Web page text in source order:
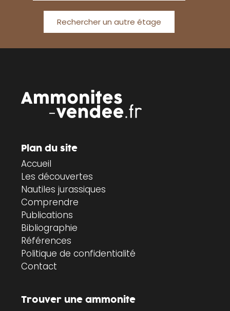
Rechercher un autre étage
Plan du site
Accueil
Les découvertes
Nautiles jurassiques
Comprendre
Publications
Bibliographie
Références
Politique de confidentialité
Contact
Trouver une ammonite